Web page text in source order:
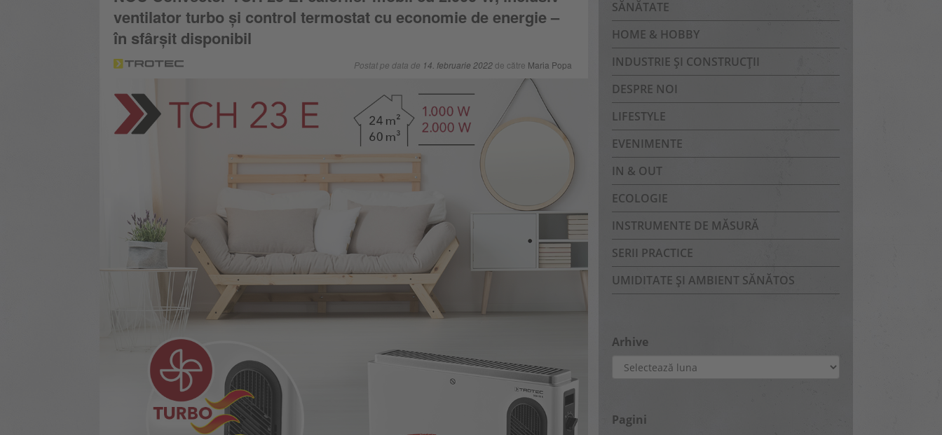
ventilator turbo și control termostat cu economie de energie –
în sfârșit disponibil
Postat pe data de 14. februarie 2022de către Maria Popa
SĂNĂTATE
HOME & HOBBY
INDUSTRIE ȘI CONSTRUCȚII
DESPRE NOI
LIFESTYLE
EVENIMENTE
IN & OUT
ECOLOGIE
INSTRUMENTE DE MĂSURĂ
SERII PRACTICE
UMIDITATE ȘI AMBIENT SĂNĂTOS
Arhive
Arhive
Pagini